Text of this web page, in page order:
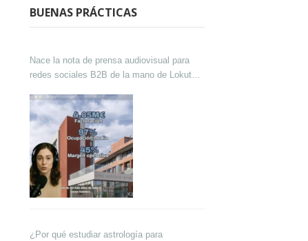
BUENAS PRÁCTICAS
Nace la nota de prensa audiovisual para
redes sociales B2B de la mano de Lokutor
¿Por qué estudiar astrología para